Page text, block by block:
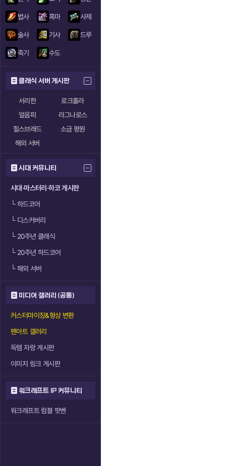
법사 흑마 사제
술사 기사 드루
죽기 수도
클래식 서버 게시판
서리한
로크홀라
얼음피
라그나로스
힐스브래드
소금 평원
해외 서버
시대 커뮤니티
시대·마스터리·하코 게시판
└하드코어
└디스커버리
└20주년 클래식
└20주년 하드코어
└해외 서버
미디어 갤러리 (공통)
커스터마이징&형상 변환
팬아트 갤러리
득템 자랑 게시판
이미지 링크 게시판
워크래프트 IP 커뮤니티
워크래프트 럼블 팟벤